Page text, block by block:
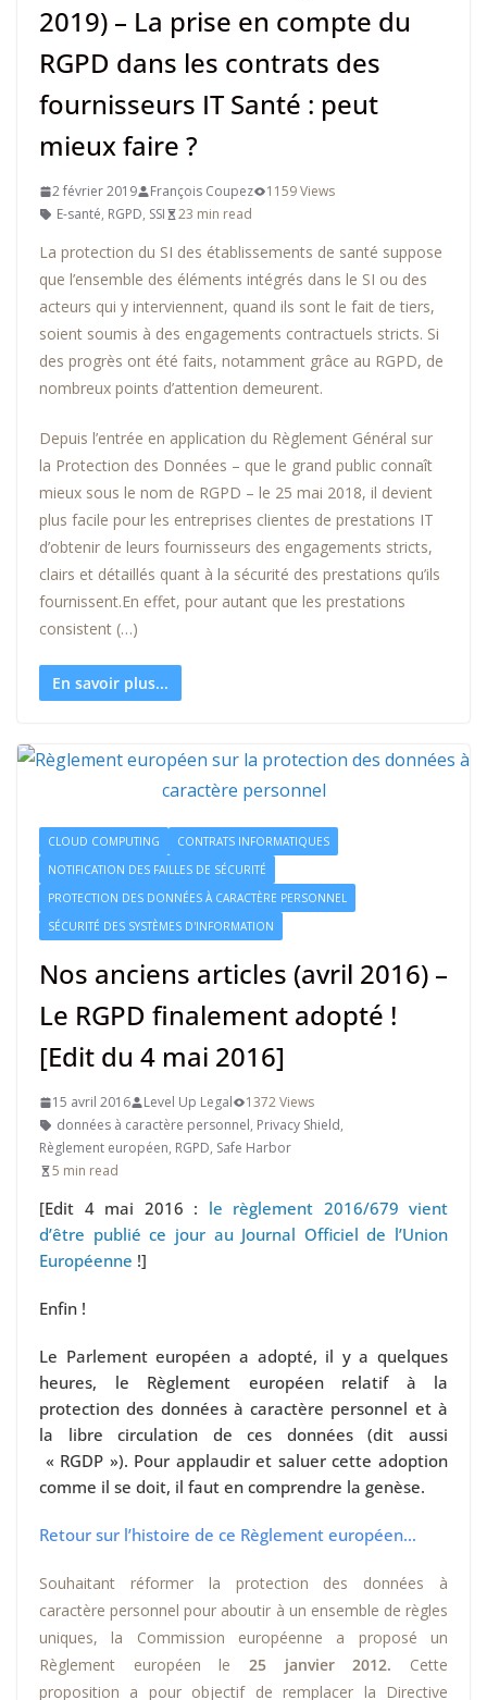
2019) – La prise en compte du
RGPD dans les contrats des
fournisseurs IT Santé : peut
mieux faire ?
2 février 2019 François Coupez
1159 Views
E-santé, RGPD, SSI 23 min read
La protection du SI des établissements de santé suppose
que l’ensemble des éléments intégrés dans le SI ou des
acteurs qui y interviennent, quand ils sont le fait de tiers,
soient soumis à des engagements contractuels stricts. Si
des progrès ont été faits, notamment grâce au RGPD, de
nombreux points d’attention demeurent.
Depuis l’entrée en application du Règlement Général sur
la Protection des Données – que le grand public connaît
mieux sous le nom de RGPD – le 25 mai 2018, il devient
plus facile pour les entreprises clientes de prestations IT
d’obtenir de leurs fournisseurs des engagements stricts,
clairs et détaillés quant à la sécurité des prestations qu’ils
fournissent.En effet, pour autant que les prestations
consistent (…)
En savoir plus...
CLOUD COMPUTING
CONTRATS INFORMATIQUES
NOTIFICATION DES FAILLES DE SÉCURITÉ
PROTECTION DES DONNÉES À CARACTÈRE PERSONNEL
SÉCURITÉ DES SYSTÈMES D'INFORMATION
Nos anciens articles (avril 2016) –
Le RGPD finalement adopté !
[Edit du 4 mai 2016]
15 avril 2016 Level Up Legal
1372 Views
données à caractère personnel, Privacy Shield,
Règlement européen, RGPD, Safe Harbor
5 min read
[Edit 4 mai 2016 : le règlement 2016/679 vient
d’être publié ce jour au Journal Officiel de l’Union
Européenne !]
Enfin !
Le Parlement européen a adopté, il y a quelques
heures, le Règlement européen relatif à la
protection des données à caractère personnel et à
la libre circulation de ces données (dit aussi
« RGDP »). Pour applaudir et saluer cette adoption
comme il se doit, il faut en comprendre la genèse.
Retour sur l’histoire de ce Règlement européen…
Souhaitant réformer la protection des données à
caractère personnel pour aboutir à un ensemble de règles
uniques, la Commission européenne a proposé un
Règlement européen le 25 janvier 2012. Cette
proposition a pour objectif de remplacer la Directive